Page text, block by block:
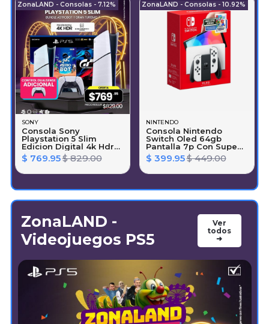
ZonaLAND - Consolas - 7.12%
SONY
Consola Sony
Playstation 5 Slim
Edicion Digital 4k Hdr
Astro Bot Y Gran
Turismo 7 ( Latam)
$ 769.95$ 829.00
ZonaLAND - Consolas - 10.92%
NINTENDO
Consola Nintendo
Switch Oled 64gb
Pantalla 7p Con Super
Mario Wonder
$ 399.95$ 449.00
ZonaLAND -
Videojuegos PS5
Ver
todos
➜